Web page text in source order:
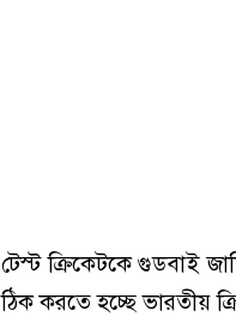
টেস্ট ক্রিকেটকে গুডবাই
ঠিক করতে হচ্ছে ভারতীয়